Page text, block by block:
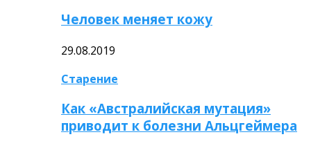
Человек меняет кожу
29.08.2019
Старение
Как «Австралийская мутация»
приводит к болезни Альцгеймера